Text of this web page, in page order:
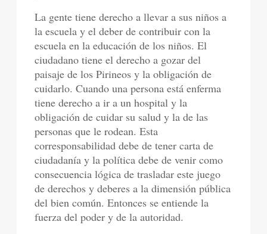
La gente tiene derecho a llevar a sus niños a
la escuela y el deber de contribuir con la
escuela en la educación de los niños. El
ciudadano tiene el derecho a gozar del
paisaje de los Pirineos y la obligación de
cuidarlo. Cuando una persona está enferma
tiene derecho a ir a un hospital y la
obligación de cuidar su salud y la de las
personas que le rodean. Esta
corresponsabilidad debe de tener carta de
ciudadanía y la política debe de venir como
consecuencia lógica de trasladar este juego
de derechos y deberes a la dimensión pública
del bien común. Entonces se entiende la
fuerza del poder y de la autoridad.